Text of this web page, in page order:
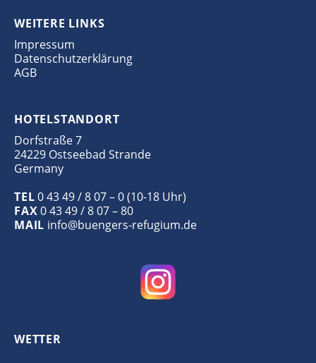
WEITERE LINKS
Impressum
Datenschutzerklärung
AGB
HOTELSTANDORT
Dorfstraße 7
24229 Ostseebad Strande
Germany
TEL0 43 49 / 8 07 – 0 (10-18 Uhr)
FAX0 43 49 / 8 07 – 80
MAIL info@buengers-refugium.de
WETTER